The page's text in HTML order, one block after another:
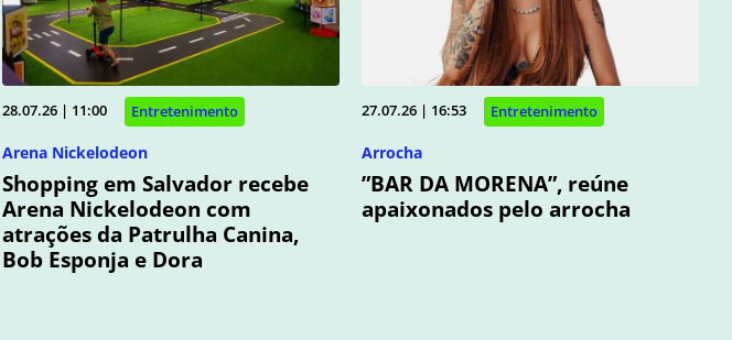
28.07.26 | 11:00 Entretenimento
Arena Nickelodeon
Shopping em Salvador recebe
Arena Nickelodeon com
atrações da Patrulha Canina,
Bob Esponja e Dora
27.07.26 | 16:53 Entretenimento
Arrocha
”BAR DA MORENA”, reúne
apaixonados pelo arrocha